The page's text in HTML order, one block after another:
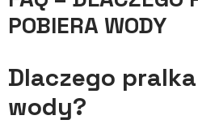
POBIERA WODY
Dlaczego
wody?